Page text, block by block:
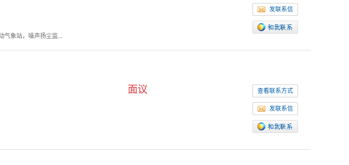
管道泄漏监测系统，负氧离子监测站，水听器，校园气象站，自动气象站，噪声扬尘监测系统，温湿度监控系统，农业气象站
发联系信
查看联系方式
发联系信
面议